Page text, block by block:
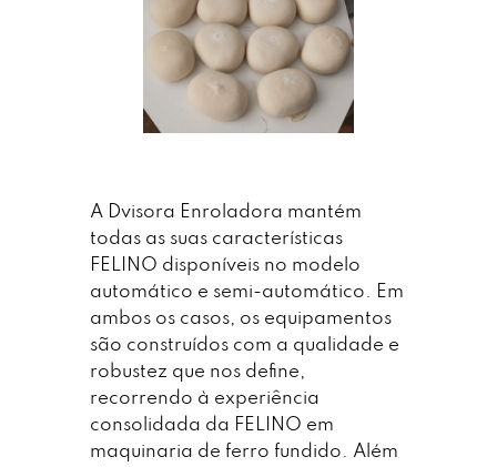
A Dvisora Enroladora mantém
todas as suas características
FELINO disponíveis no modelo
automático e semi-automático. Em
ambos os casos, os equipamentos
são construídos com a qualidade e
robustez que nos define,
recorrendo à experiência
consolidada da FELINO em
maquinaria de ferro fundido. Além